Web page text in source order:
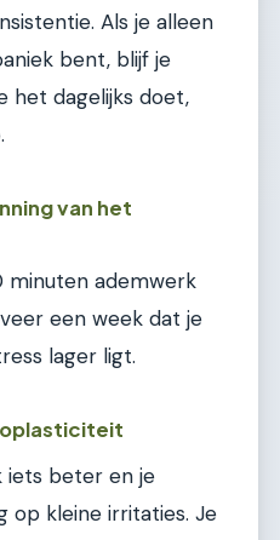
Als je alleen
bent, blijf je
het dagelijks doet,
van het
minuten ademwerk
een week dat je
lager ligt.
iets beter en je
op kleine irritaties. Je